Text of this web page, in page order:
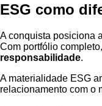
ESG como
A conquista posiciona
Com portfólio
responsabilidade.
A materialidade ESG
relacionamento com o